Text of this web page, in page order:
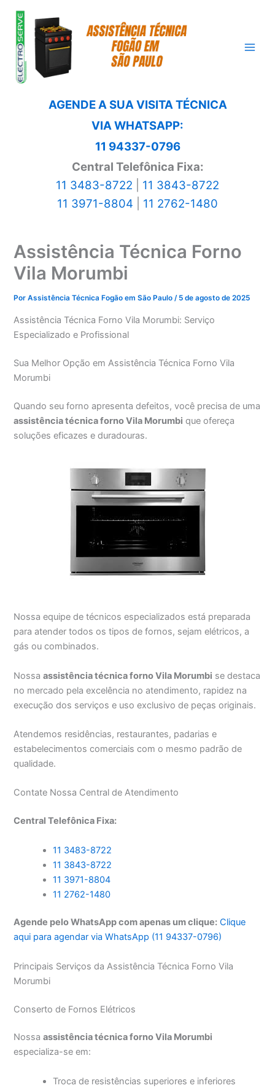
para
conteúdo
AGENDE A SUA VISITA TÉCNICA
VIA WHATSAPP:
11 94337-0796
Central Telefônica Fixa:
11 3483-8722
11 3843-8722
11 3971-8804
11 2762-1480
Assistência Técnica Forno
Vila Morumbi
PorAssistência Técnica Fogão em São Paulo/ 5 de agosto de 2025
Assistência Técnica Forno Vila Morumbi: Serviço
Especializado e Profissional
Sua Melhor Opção em Assistência Técnica Forno Vila
Morumbi
Quando seu forno apresenta defeitos, você precisa de uma
assistência técnica forno Vila Morumbi que ofereça
soluções eficazes e duradouras.
Nossa equipe de técnicos especializados está preparada
para atender todos os tipos de fornos, sejam elétricos, a
gás ou combinados.
Nossaassistência técnica forno Vila Morumbi se destaca
no mercado pela excelência no atendimento, rapidez na
execução dos serviços e uso exclusivo de peças originais.
Atendemos residências, restaurantes, padarias e
estabelecimentos comerciais com o mesmo padrão de
qualidade.
Contate Nossa Central de Atendimento
Central Telefônica Fixa:
11 3483-8722
11 3843-8722
11 3971-8804
11 2762-1480
Agende pelo WhatsApp com apenas um clique: Clique
aqui para agendar via WhatsApp (11 94337-0796)
Principais Serviços da Assistência Técnica Forno Vila
Morumbi
Conserto de Fornos Elétricos
Nossaassistência técnica forno Vila Morumbi
especializa-se em:
Troca de resistências superiores e inferiores